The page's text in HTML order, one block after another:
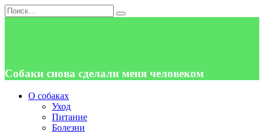
Перейти
к
Search
for:
Собаки снова сделали меня человеком
О собаках
Уход
Питание
Болезни